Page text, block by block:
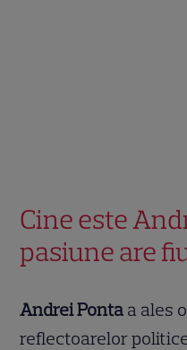
Cine este
pasiune are
Andrei Ponta a ales
reflectoarelor